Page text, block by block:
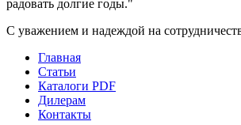
радовать долгие годы."
С уважением и надеждой на
Главная
Статьи
Каталоги PDF
Дилерам
Контакты